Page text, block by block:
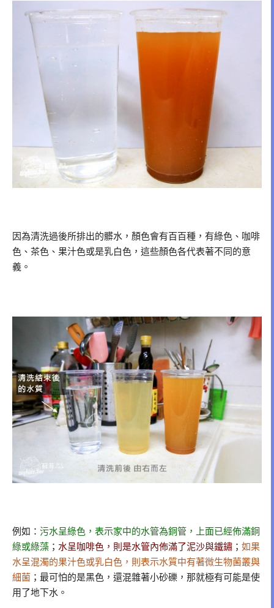
因為清洗過後所排出的髒水，顏色會有百百種，有綠色、咖啡
色、茶色、果汁色或是乳白色，這些顏色各代表著不同的意
義。
例如： 污水呈綠色，表示家中的水管為銅管，上面已經佈滿銅
綠或綠藻 ； 水呈咖啡色，則是水管內佈滿了泥沙與鐵鏽 ； 如果
水呈混濁的果汁色或乳白色，則表示水質中有著微生物菌叢與
細菌 ；最可怕的是黑色，還混雜著小砂礫，那就極有可能是使
用了地下水。